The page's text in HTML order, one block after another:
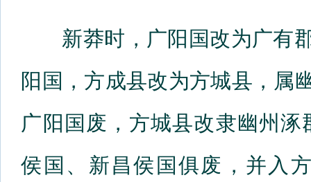
新莽时，广阳国改为广有郡
阳国，方成县改为方城县，属
广阳国废，方城县改隶幽州
侯国、新昌侯国俱废，并入